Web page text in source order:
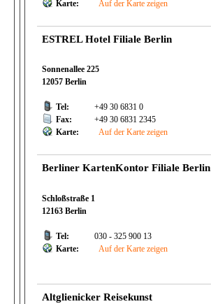
Karte: Auf der Karte zeigen
ESTREL Hotel Filiale Berlin
Sonnenallee 225
12057 Berlin
Tel:
+49 30 6831 0
Fax:
+49 30 6831 2345
Karte:
Auf der Karte zeigen
Berliner KartenKontor Filiale Berlin
Schloßstraße 1
12163 Berlin
Tel:
030 - 325 900 13
Karte:
Auf der Karte zeigen
Altglienicker Reisekunst